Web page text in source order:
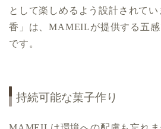
として楽しめるよう設計されて
香」は、MAMEILが提供する五
です。
持続可能な菓子作り